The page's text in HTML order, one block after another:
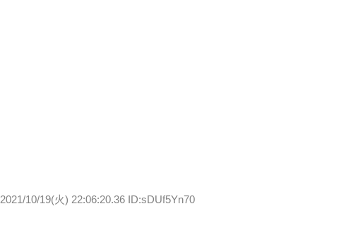
2021/10/19(火) 22:06:20.36 ID:sDUf5Yn70